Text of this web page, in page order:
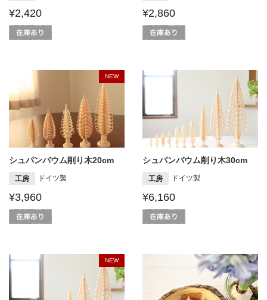
¥2,420 ¥2,860
NEW
シュパンバウム削り木20cm
工房 ドイツ製
¥3,960
シュパンバウム削り木30cm
工房 ドイツ製
¥6,160
NEW